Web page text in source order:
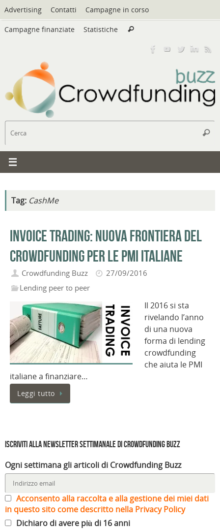
Vai
al
contenuto
Advertising Contatti Campagne in corso
Campagne finanziate Statistiche Cerca
Cerca
Tag: CashMe
Invoice Trading: nuova frontiera del
crowdfunding per le PMI italiane
Crowdfunding Buzz
27/09/2016
Lending peer to peer
Il 2016 si sta
rivelando l’anno
di una nuova
forma di lending
crowdfunding
che aiuta le PMI
italiane a finanziare…
Leggi tutto
Iscriviti alla Newsletter settimanale di Crowdfunding Buzz
Ogni settimana gli articoli di Crowdfunding Buzz
Acconsento alla raccolta e alla gestione dei miei dati
in questo sito come descritto nella Privacy Policy
Dichiaro di avere più di 16 anni